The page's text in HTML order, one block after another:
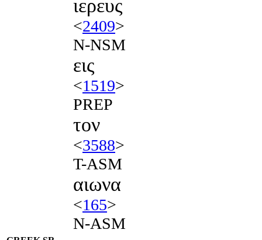
ιερευς
<2409>
N-NSM
εις
<1519>
PREP
τον
<3588>
T-ASM
αιωνα
<165>
N-ASM